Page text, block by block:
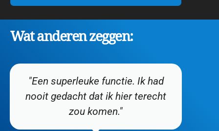
Wat anderen zeggen:
"Een superleuke functie. Ik had
nooit gedacht dat ik hier terecht
zou komen."